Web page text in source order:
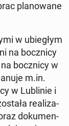
pla­no­wa­ne
w ubie­głym
na bocz­ni­cy
bocz­ni­cy w
m.in.
w Lu­bli­nie i
re­ali­za­
do­ku­men­